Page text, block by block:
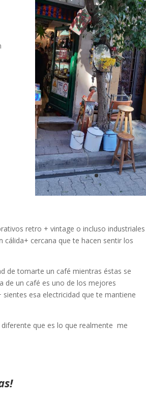
retro + vintage o incluso industriales
cercana que te hacen sentir los
de tomarte un café mientras éstas se
de un café es uno de los mejores
esa electricidad que te mantiene
que es lo que realmente me